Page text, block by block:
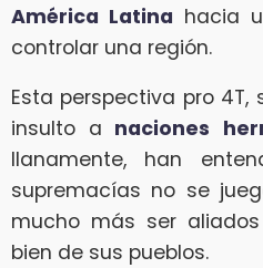
América Latina hacia
controlar una región.
Esta perspectiva pro
insulto a naciones
llanamente, han
supremacías no se
mucho más ser
bien de sus pueblos.